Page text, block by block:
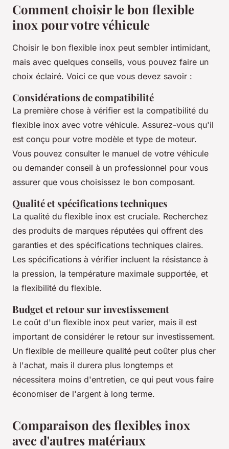
Comment choisir le bon flexible
inox pour votre véhicule
Choisir le bon flexible inox peut sembler intimidant,
mais avec quelques conseils, vous pouvez faire un
choix éclairé. Voici ce que vous devez savoir :
Considérations de compatibilité
La première chose à vérifier est la compatibilité du
flexible inox avec votre véhicule. Assurez-vous qu'il
est conçu pour votre modèle et type de moteur.
Vous pouvez consulter le manuel de votre véhicule
ou demander conseil à un professionnel pour vous
assurer que vous choisissez le bon composant.
Qualité et spécifications techniques
La qualité du flexible inox est cruciale. Recherchez
des produits de marques réputées qui offrent des
garanties et des spécifications techniques claires.
Les spécifications à vérifier incluent la résistance à
la pression, la température maximale supportée, et
la flexibilité du flexible.
Budget et retour sur investissement
Le coût d'un flexible inox peut varier, mais il est
important de considérer le retour sur investissement.
Un flexible de meilleure qualité peut coûter plus cher
à l'achat, mais il durera plus longtemps et
nécessitera moins d'entretien, ce qui peut vous faire
économiser de l'argent à long terme.
Comparaison des flexibles inox
avec d'autres matériaux